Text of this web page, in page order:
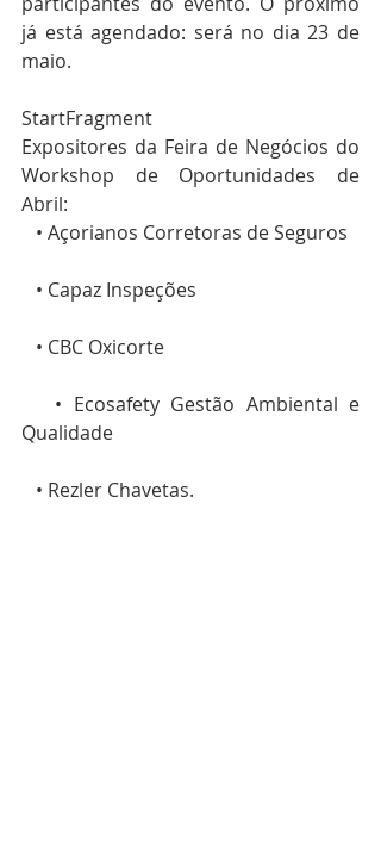
já está agendado: será no dia 23 de
maio.
StartFragment
Expositores da Feira de Negócios do
Workshop de Oportunidades de
Abril:
   • Açorianos Corretoras de Seguros
   • Capaz Inspeções
   • CBC Oxicorte
Qualidade
   • Rezler Chavetas.